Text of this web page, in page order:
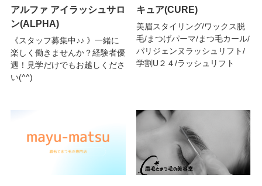
アルファ アイラッシュサロ
ン(ALPHA)
《スタッフ募集中♪♪ 》一緒に
楽しく働きませんか？経験者優
遇！見学だけでもお越しくださ
い(^^)
キュア(CURE)
美眉スタイリング/ワックス脱
毛/まつげパーマ/まつ毛カール/
パリジェンヌラッシュリフト/
学割U２４/ラッシュリフト